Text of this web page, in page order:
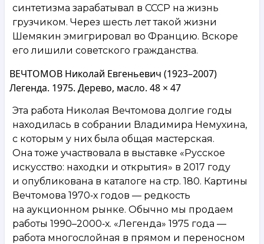
синтетизма зарабатывал в СССР на жизнь
грузчиком. Через шесть лет такой жизни
Шемякин эмигрировал во Францию. Вскоре
его лишили советского гражданства.
ВЕЧТОМОВ Николай Евгеньевич (1923–2007)
Легенда. 1975. Дерево, масло. 48 × 47
Эта работа Николая Вечтомова долгие годы
находилась в собрании Владимира Немухина,
с которым у них была общая мастерская.
Она тоже участвовала в выставке «Русское
искусство: находки и открытия» в 2017 году
и опубликована в каталоге на стр. 180. Картины
Вечтомова 1970‑х годов — редкость
на аукционном рынке. Обычно мы продаем
работы 1990–2000‑х. «Легенда» 1975 года —
работа многослойная в прямом и переносном